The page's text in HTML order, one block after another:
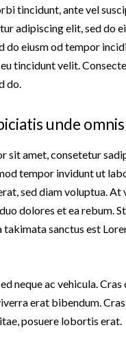
tincidunt, ante vel
adipiscing elit, sed do
do eiusm od tempor
tincidunt velit.
do.
unde
sit amet, consetetur
tempor invidunt ut
sed diam voluptua. At
dolores et ea rebum.
takimata sanctus est
neque ac vehicula. Cras
erat bibendum.
posuere lobortis erat.